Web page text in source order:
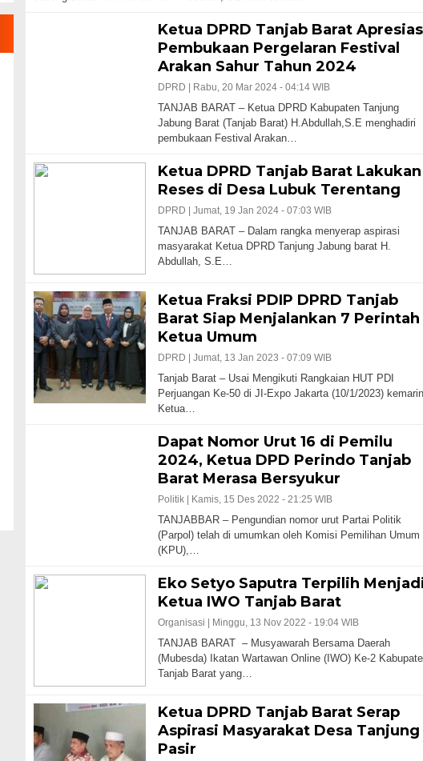
Ketua DPRD Tanjab Barat
Pembukaan Pergelaran Festival
Arakan Sahur Tahun 2024
DPRD | Rabu, 20 Mar 2024 - 04:14 WIB
TANJAB BARAT – Ketua DPRD Kabupaten Tanjung
Jabung Barat (Tanjab Barat) H.Abdullah,S.E menghadiri
pembukaan Festival Arakan…
Ketua DPRD Tanjab Barat Lakukan
Reses di Desa Lubuk Terentang
DPRD | Jumat, 19 Jan 2024 - 07:03 WIB
TANJAB BARAT – Dalam rangka menyerap aspirasi
masyarakat Ketua DPRD Tanjung Jabung barat H.
Abdullah, S.E…
Ketua Fraksi PDIP DPRD Tanjab
Barat Siap Menjalankan 7 Perintah
Ketua Umum
DPRD | Jumat, 13 Jan 2023 - 07:09 WIB
Tanjab Barat – Usai Mengikuti Rangkaian HUT PDI
Perjuangan Ke-50 di JI-Expo Jakarta (10/1/2023)
Ketua…
Dapat Nomor Urut 16 di Pemilu
2024, Ketua DPD Perindo Tanjab
Barat Merasa Bersyukur
Politik | Kamis, 15 Des 2022 - 21:25 WIB
TANJABBAR – Pengundian nomor urut Partai Politik
(Parpol) telah di umumkan oleh Komisi Pemilihan Umum
(KPU),…
Eko Setyo Saputra Terpilih
Ketua IWO Tanjab Barat
Organisasi | Minggu, 13 Nov 2022 - 19:04 WIB
TANJAB BARAT – Musyawarah Bersama Daerah
(Mubesda) Ikatan Wartawan Online (IWO) Ke-2
Tanjab Barat yang…
Ketua DPRD Tanjab Barat Serap
Aspirasi Masyarakat Desa Tanjung
Pasir